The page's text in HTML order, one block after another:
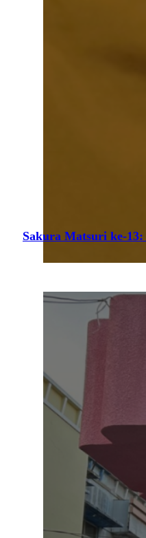
Sakura Matsuri ke-